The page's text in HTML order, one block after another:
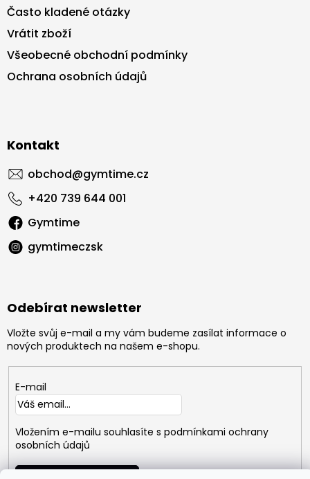
Často kladené otázky
Vrátit zboží
Všeobecné obchodní podmínky
Ochrana osobních údajů
Kontakt
obchod@gymtime.cz
+420 739 644 001
Gymtime
gymtimeczsk
Odebírat newsletter
Vložte svůj e-mail a my vám budeme zasílat informace o
nových produktech na našem e-shopu.
E-mail
Vložením e-mailu souhlasíte s podmínkami ochrany
osobních údajů